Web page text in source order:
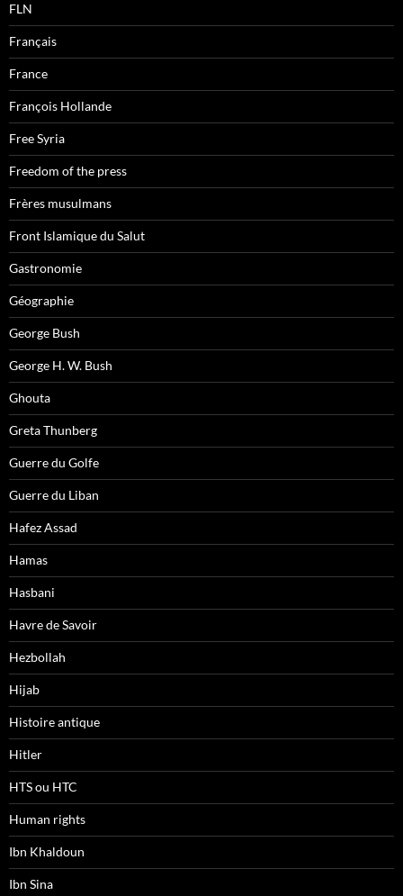
FLN
Français
France
François Hollande
Free Syria
Freedom of the press
Frères musulmans
Front Islamique du Salut
Gastronomie
Géographie
George Bush
George H. W. Bush
Ghouta
Greta Thunberg
Guerre du Golfe
Guerre du Liban
Hafez Assad
Hamas
Hasbani
Havre de Savoir
Hezbollah
Hijab
Histoire antique
Hitler
HTS ou HTC
Human rights
Ibn Khaldoun
Ibn Sina